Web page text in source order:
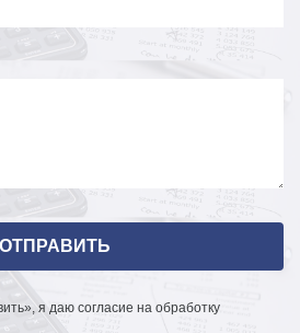
я даю согласие на обработку